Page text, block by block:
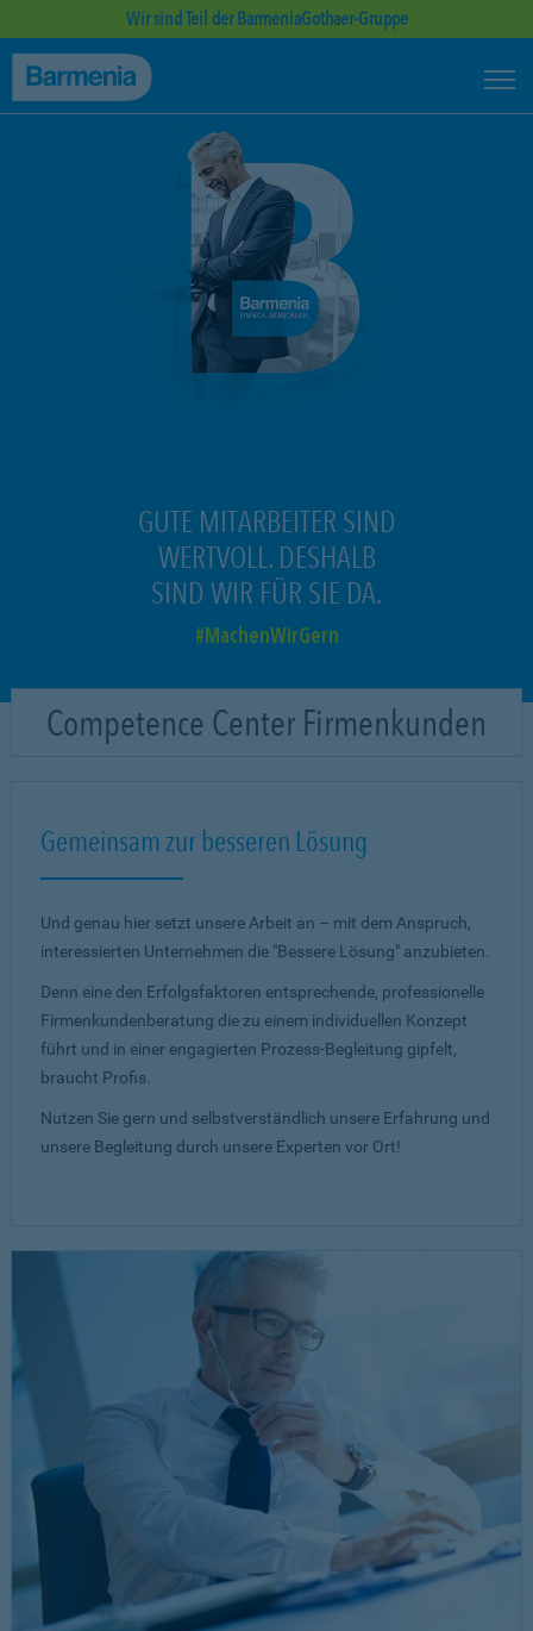
Wir sind Teil der BarmeniaGothaer-Gruppe
GUTE MITARBEITER SIND
WERTVOLL. DESHALB
SIND WIR FÜR SIE DA.
MachenWirGern
Competence Center Firmenkunden
Gemeinsam zur besseren Lösung
Und genau hier setzt unsere Arbeit an – mit dem Anspruch,
interessierten Unternehmen die "Bessere Lösung" anzubieten.
Denn eine den Erfolgsfaktoren entsprechende, professionelle
Firmenkundenberatung die zu einem individuellen Konzept
führt und in einer engagierten Prozess-Begleitung gipfelt,
braucht Profis.
Nutzen Sie gern und selbstverständlich unsere Erfahrung und
unsere Begleitung durch unsere Experten vor Ort!